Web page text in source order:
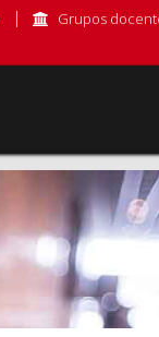
Grupos